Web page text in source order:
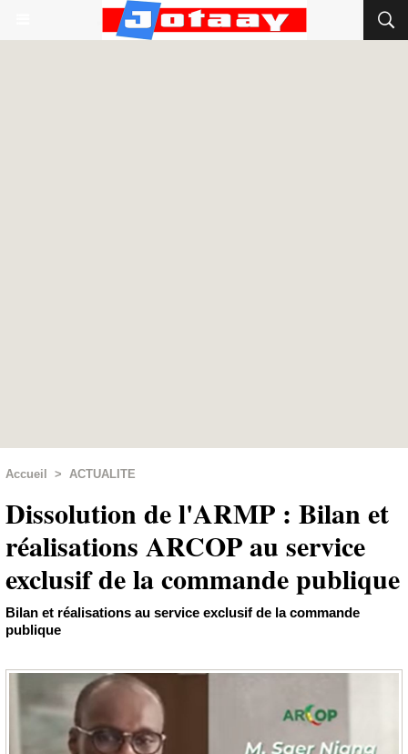
Accueil > ACTUALITE
Dissolution de l'ARMP : Bilan et
réalisations ARCOP au service
exclusif de la commande publique
Bilan et réalisations au service exclusif de la commande
publique